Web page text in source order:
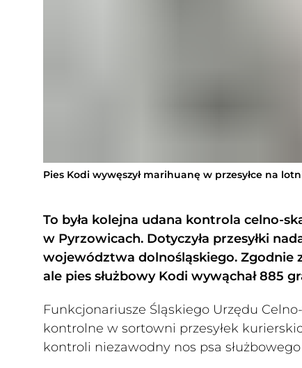
Pies Kodi wywęszył marihuanę w przesyłce na
To była kolejna udana kontrola celno-
w Pyrzowicach. Dotyczyła przesyłki
województwa dolnośląskiego. Zgodnie
ale pies służbowy Kodi wywąchał 885
Funkcjonariusze Śląskiego Urzędu
kontrolne w sortowni przesyłek
kontroli niezawodny nos psa